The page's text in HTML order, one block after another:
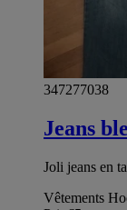
347277038
Jeans
Joli jeans en
Vêtements